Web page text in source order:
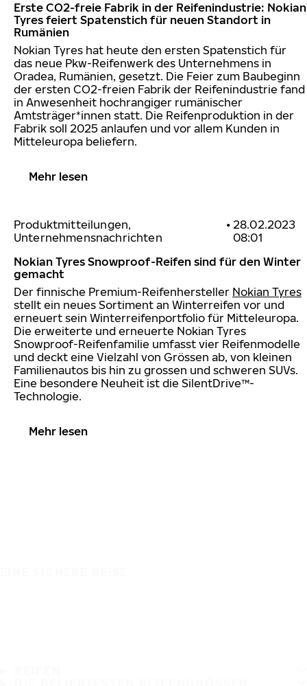
Erste CO2-freie Fabrik in der Reifenindustrie: Nokian
Tyres feiert Spatenstich für neuen Standort in
Rumänien
Nokian Tyres hat heute den ersten Spatenstich für
das neue Pkw-Reifenwerk des Unternehmens in
Oradea, Rumänien, gesetzt. Die Feier zum Baubeginn
der ersten CO2-freien Fabrik der Reifenindustrie fand
in Anwesenheit hochrangiger rumänischer
Amtsträger*innen statt. Die Reifenproduktion in der
Fabrik soll 2025 anlaufen und vor allem Kunden in
Mitteleuropa beliefern.
Mehr lesen
Produktmitteilungen,
Unternehmensnachrichten
• 28.02.2023
08:01
Nokian Tyres Snowproof-Reifen sind für den Winter
gemacht
Der finnische Premium-Reifenhersteller Nokian Tyres
stellt ein neues Sortiment an Winterreifen vor und
erneuert sein Winterreifenportfolio für Mitteleuropa.
Die erweiterte und erneuerte Nokian Tyres
Snowproof-Reifenfamilie umfasst vier Reifenmodelle
und deckt eine Vielzahl von Grössen ab, von kleinen
Familienautos bis hin zu grossen und schweren SUVs.
Eine besondere Neuheit ist die SilentDrive™-
Technologie.
Mehr lesen